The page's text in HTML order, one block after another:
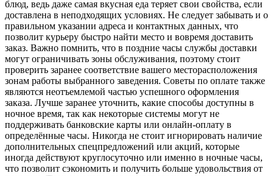
блюд, ведь даже самая вкусная еда теряет свои свойства, если
доставлена в неподходящих условиях. Не следует забывать и о
правильном указании адреса и контактных данных, что
позволит курьеру быстро найти место и вовремя доставить
заказ. Важно помнить, что в поздние часы службы доставки
могут ограничивать зоны обслуживания, поэтому стоит
проверить заранее соответствие вашего месторасположения
зонам работы выбранного заведения. Советы по оплате также
являются неотъемлемой частью успешного оформления
заказа. Лучше заранее уточнить, какие способы доступны в
ночное время, так как некоторые системы могут не
поддерживать банковские карты или онлайн-оплату в
определённые часы. Никогда не стоит игнорировать наличие
дополнительных спецпредложений или акций, которые
иногда действуют круглосуточно или именно в ночные часы,
что позволит сэкономить и получить больше удовольствия от